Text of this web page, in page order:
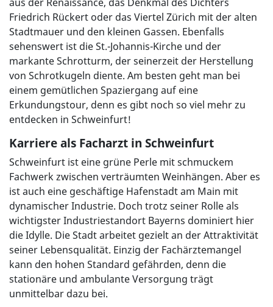
Friedrich Rückert oder das Viertel Zürich mit der alten
Stadtmauer und den kleinen Gassen. Ebenfalls
sehenswert ist die St.-Johannis-Kirche und der
markante Schrotturm, der seinerzeit der Herstellung
von Schrotkugeln diente. Am besten geht man bei
einem gemütlichen Spaziergang auf eine
Erkundungstour, denn es gibt noch so viel mehr zu
entdecken in Schweinfurt!
Karriere als Facharzt in Schweinfurt
Schweinfurt ist eine grüne Perle mit schmuckem
Fachwerk zwischen verträumten Weinhängen. Aber es
ist auch eine geschäftige Hafenstadt am Main mit
dynamischer Industrie. Doch trotz seiner Rolle als
wichtigster Industriestandort Bayerns dominiert hier
die Idylle. Die Stadt arbeitet gezielt an der Attraktivität
seiner Lebensqualität. Einzig der Fachärztemangel
kann den hohen Standard gefährden, denn die
stationäre und ambulante Versorgung trägt
unmittelbar dazu bei.